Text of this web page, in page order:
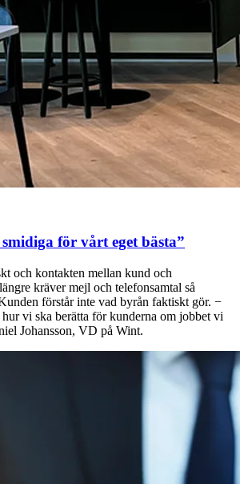
för vårt eget bästa”
och kontakten mellan kund och
kräver mejl och telefonsamtal så
förstår inte vad byrån faktiskt gör. −
vi ska berätta för kunderna om jobbet vi
Johansson, VD på Wint.